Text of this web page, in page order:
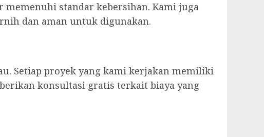
standar kebersihan. Kami juga
dan aman untuk digunakan.
Setiap proyek yang kami kerjakan memiliki
konsultasi gratis terkait biaya yang